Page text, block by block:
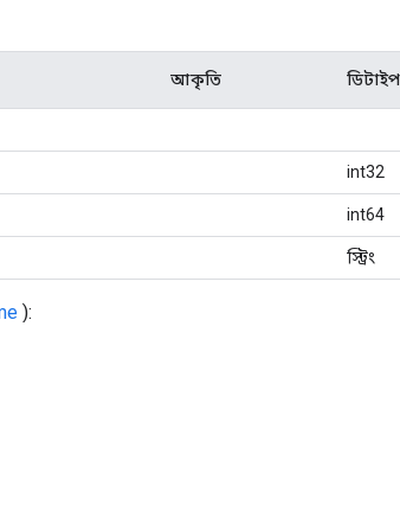
আকৃতি ডিটাইপ
int32
int64
স্ট্রিং
):